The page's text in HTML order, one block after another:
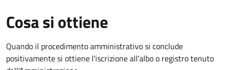
Cosa si ottiene
Quando il procedimento amministrativo si conclude
positivamente si ottiene l'iscrizione all'albo o registro tenuto